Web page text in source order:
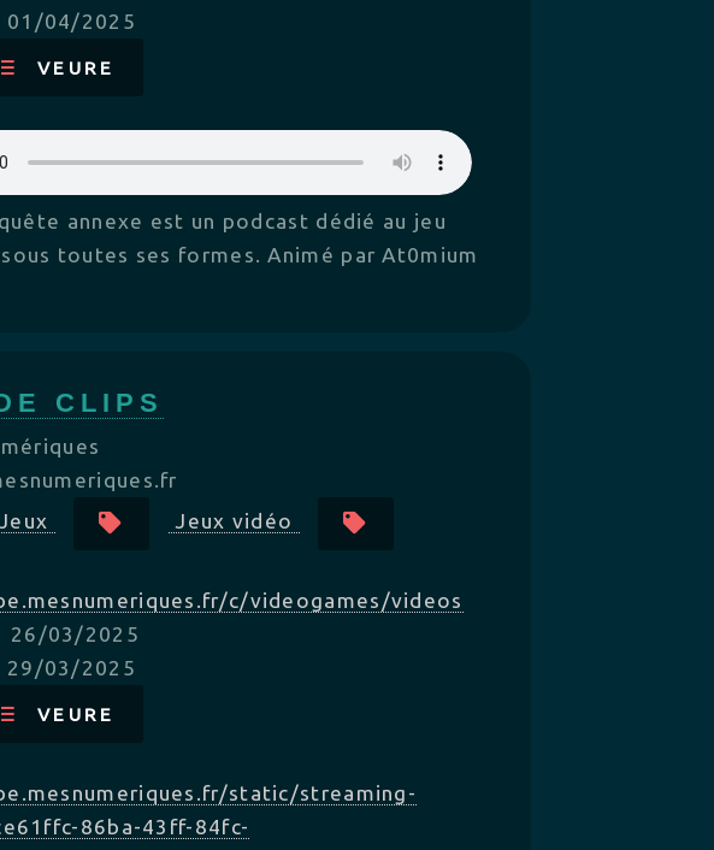
01/04/2025
VEURE
annexe est un podcast dédié au jeu
toutes ses formes. Animé par At0mium
CLIPS
Jeux vidéo
c/videogames/videos
26/03/2025
29/03/2025
VEURE
static/streaming-
86ba-43ff-84fc-